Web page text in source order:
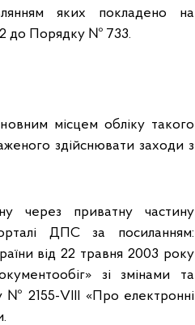
яких покладено на
2 до Порядку № 733.
місцем обліку такого
здійснювати заходи з
через приватну частину
ДПС за посиланням:
від 22 травня 2003 року
зі змінами та
№ 2155-VIII «Про електронні